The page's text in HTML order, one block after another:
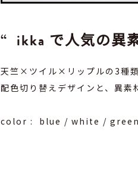
ikka で人気の異
天竺×ツイル×リップルの3種類
配色切り替えデザインと、異素
color : blue / white /